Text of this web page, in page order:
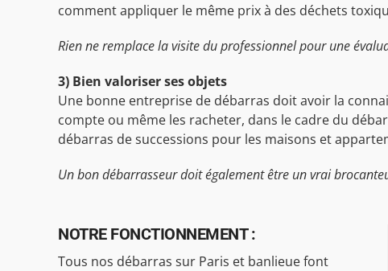
comment appliquer le même prix à des déchets
Rien ne remplace la visite du professionnel pour une
3) Bien valoriser ses objets
Une bonne entreprise de débarras doit avoir la
compte ou même les racheter, dans le cadre du
débarras de successions pour les maisons et
Un bon débarrasseur doit également être un vrai
NOTRE FONCTIONNEMENT :
Tous nos débarras sur Paris et banlieue font